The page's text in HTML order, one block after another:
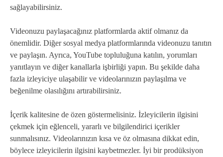
sağlayabilirsiniz.
Videonuzu paylaşacağınız platformlarda aktif olmanız da
önemlidir. Diğer sosyal medya platformlarında videonuzu tanıtın
ve paylaşın. Ayrıca, YouTube topluluğuna katılın, yorumları
yanıtlayın ve diğer kanallarla işbirliği yapın. Bu şekilde daha
fazla izleyiciye ulaşabilir ve videolarınızın paylaşılma ve
beğenilme olasılığını artırabilirsiniz.
İçerik kalitesine de özen göstermelisiniz. İzleyicilerin ilgisini
çekmek için eğlenceli, yararlı ve bilgilendirici içerikler
sunmalısınız. Videolarınızın kısa ve öz olmasına dikkat edin,
böylece izleyicilerin ilgisini kaybetmezler. İyi bir prodüksiyon